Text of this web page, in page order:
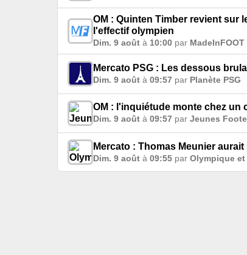
OM : Quinten Timber revient sur
l'effectif olympien
Dim. 9 août à 10:00 par MadeInFOOT
Mercato PSG : Les dessous
Dim. 9 août à 09:57 par Planète PSG
OM : l'inquiétude monte chez
Dim. 9 août à 09:57 par Jeunes
Mercato : Thomas Meunier
Dim. 9 août à 09:55 par Olympique